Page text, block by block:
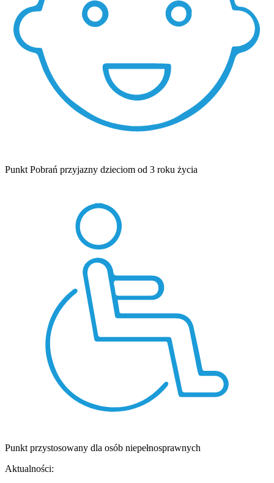
Punkt Pobrań przyjazny dzieciom od 3 roku życia
Punkt przystosowany dla osób niepełnosprawnych
Aktualności: